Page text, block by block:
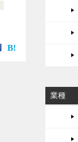
業種